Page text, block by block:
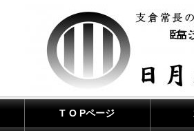
T O Pページ